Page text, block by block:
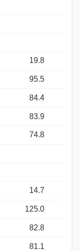
19.8
95.5
84.4
83.9
74.8
14.7
125.0
82.8
81.1